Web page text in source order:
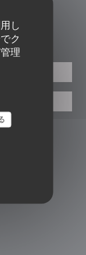
し
ク
理
いウィンドウで
((新しいウィンド